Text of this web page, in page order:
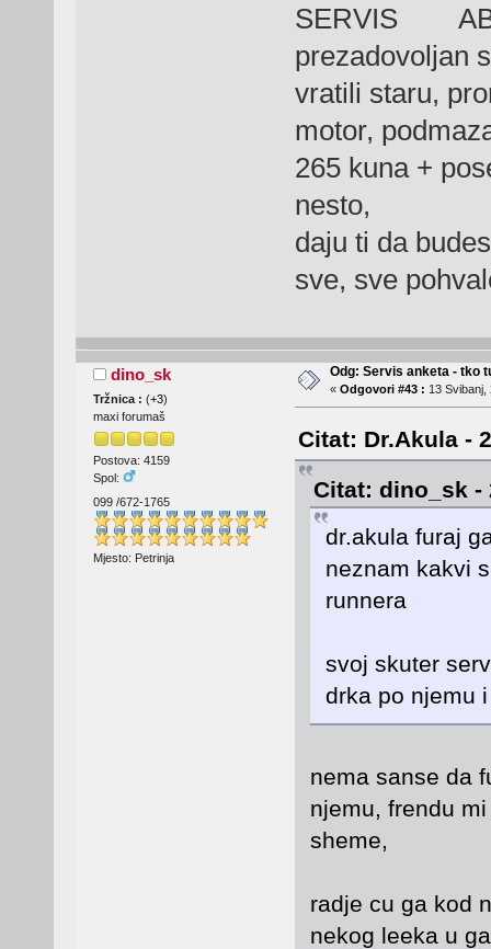
SERVIS ABI
prezadovoljan
vratili staru,
motor,
265 kuna +
nesto,
daju ti da
sve, sve
dino_sk
Tržnica : (+3)
maxi forumaš
Postova: 4159
Spol:
099 /672-1765
Mjesto: Petrinja
Odg: Servis anketa - tko
« Odgovori #43 : 13 Svibanj,
Citat: Dr.Akula -
Citat: dino_sk -
dr.akula furaj
neznam kakvi
runnera
svoj skuter
drka po njemu
nema sanse da
njemu, frendu
sheme,
radje cu ga kod
nekog leeka u